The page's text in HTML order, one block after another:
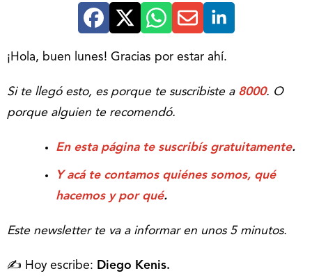
¡Hola, buen lunes! Gracias por estar ahí.
Si te llegó esto, es porque te suscribiste a 8000. O
porque alguien te recomendó.
En esta página te suscribís gratuitamente.
Y acá te contamos quiénes somos, qué
hacemos y por qué.
Este newsletter te va a informar en unos 5 minutos.
✍️ Hoy escribe: Diego Kenis.